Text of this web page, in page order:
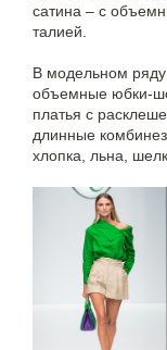
сатина – с
талией.
В модельном ряду
объемные юбки-
платья с
длинные
хлопка, льна,